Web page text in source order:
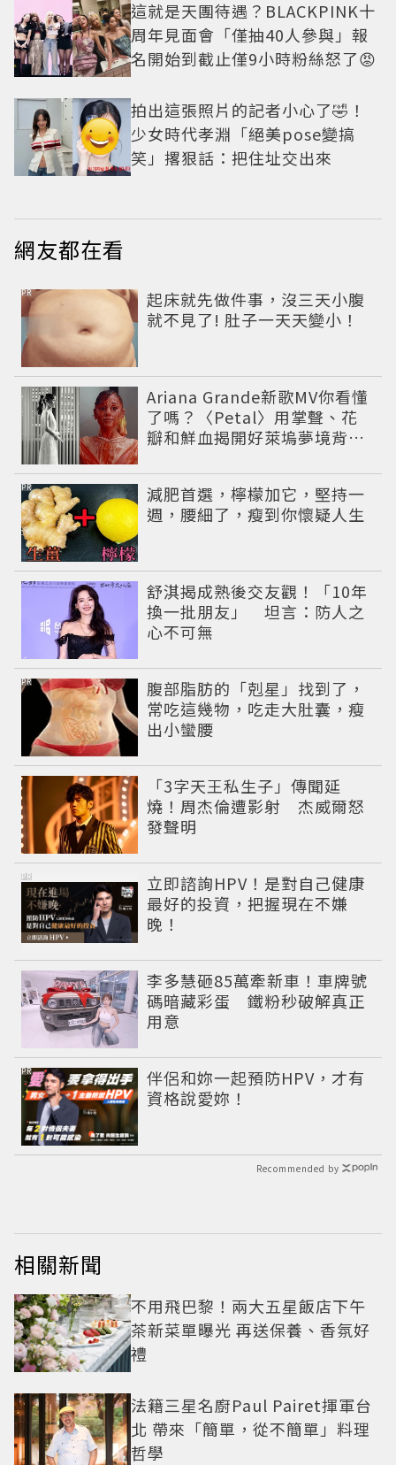
這就是天團待遇？BLACKPINK十
周年見面會「僅抽40人參與」報
名開始到截止僅9小時粉絲怒了😡
拍出這張照片的記者小心了🤣！
少女時代孝淵「絕美pose變搞
笑」撂狠話：把住址交出來
網友都在看
起床就先做件事，沒三天小腹
就不見了! 肚子一天天變小！
PR
Ariana Grande新歌MV你看懂
了嗎？〈Petal〉用掌聲、花
瓣和鮮血揭開好萊塢夢境背後
減肥首選，檸檬加它，堅持一
週，腰細了，瘦到你懷疑人生
PR
舒淇揭成熟後交友觀！「10年
換一批朋友」 坦言：防人之
心不可無
腹部脂肪的「剋星」找到了，
常吃這幾物，吃走大肚囊，瘦
出小蠻腰
PR
「3字天王私生子」傳聞延
燒！周杰倫遭影射 杰威爾怒
發聲明
立即諮詢HPV！是對自己健康
最好的投資，把握現在不嫌
晚！
PR
李多慧砸85萬牽新車！車牌號
碼暗藏彩蛋 鐵粉秒破解真正
用意
伴侶和妳一起預防HPV，才有
資格說愛妳！
PR
Recommended by
相關新聞
不用飛巴黎！兩大五星飯店下午
茶新菜單曝光 再送保養、香氛好
禮
法籍三星名廚Paul Pairet揮軍台
北 帶來「簡單，從不簡單」料理
哲學